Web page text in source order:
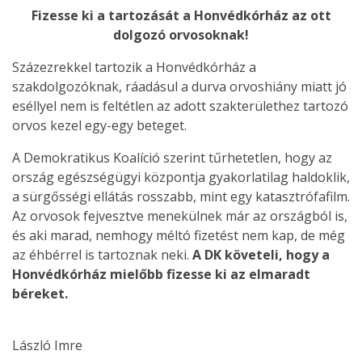
Fizesse ki a tartozását a Honvédkórház az ott
dolgozó orvosoknak!
Százezrekkel tartozik a Honvédkórház a
szakdolgozóknak, ráadásul a durva orvoshiány miatt jó
eséllyel nem is feltétlen az adott szakterülethez tartozó
orvos kezel egy-egy beteget.
A Demokratikus Koalíció szerint tűrhetetlen, hogy az
ország egészségügyi központja gyakorlatilag haldoklik,
a sürgősségi ellátás rosszabb, mint egy katasztrófafilm.
Az orvosok fejvesztve menekülnek már az országból is,
és aki marad, nemhogy méltó fizetést nem kap, de még
az éhbérrel is tartoznak neki. A DK követeli, hogy a
Honvédkórház mielőbb fizesse ki az elmaradt
béreket.
László Imre